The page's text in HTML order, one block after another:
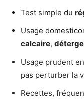
Test simple du
Usage
calcaire,
Usage prudent en
pas perturber la
Recettes,